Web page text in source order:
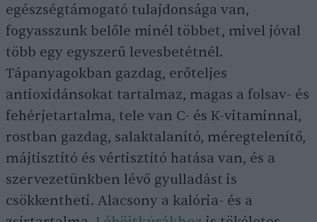
egészségtámogató tulajdonsága van,
fogyasszunk belőle minél többet, mivel jóval
több egy egyszerű levesbetétnél.
Tápanyagokban gazdag, erőteljes
antioxidánsokat tartalmaz, magas a folsav- és
fehérjetartalma, tele van C- és K-vitaminnal,
rostban gazdag, salaktalanító, méregtelenítő,
májtisztító és vértisztító hatása van, és a
szervezetünkben lévő gyulladást is
csökkentheti. Alacsony a kalória- és a